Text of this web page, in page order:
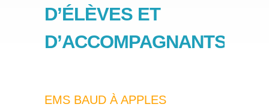
Partenaires
Nos classes»
Travaux de nos élèves
D’ÉLÈVES ET
D’ACCOMPAGNANTS
EMS BAUD À APPLES